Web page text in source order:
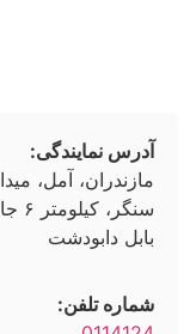
نمایندگی:
آمل، میدان
سنگر، کیلومتر ۶
دابودشت
تلفن: